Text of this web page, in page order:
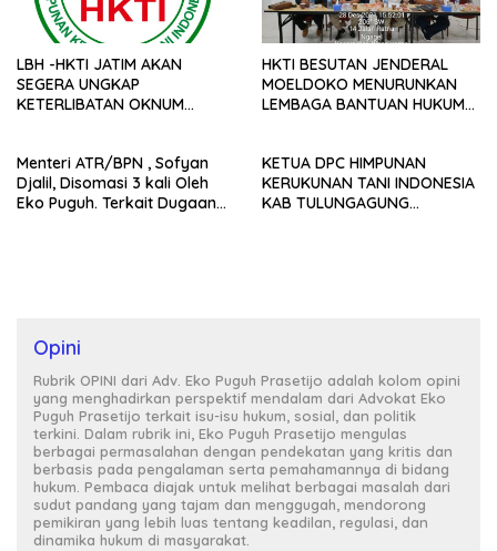
LBH -HKTI JATIM AKAN
SEGERA UNGKAP
KETERLIBATAN OKNUM
UMUM NYA, PT INDOCO
KHUSUSNYA
HKTI BESUTAN JENDERAL
MOELDOKO MENURUNKAN
LEMBAGA BANTUAN HUKUM
HAK GUNA GUNA USAHA
Menteri ATR/BPN , Sofyan
Djalil, Disomasi 3 kali Oleh
Eko Puguh. Terkait Dugaan
KETUA DPC HIMPUNAN
KERUKUNAN TANI INDONESIA
KAB TULUNGAGUNG
Opini
Rubrik OPINI dari Adv. Eko Puguh Prasetijo adalah kolom opini
yang menghadirkan perspektif mendalam dari Advokat Eko
Puguh Prasetijo terkait isu-isu hukum, sosial, dan politik
terkini. Dalam rubrik ini, Eko Puguh Prasetijo mengulas
berbagai permasalahan dengan pendekatan yang kritis dan
berbasis pada pengalaman serta pemahamannya di bidang
hukum. Pembaca diajak untuk melihat berbagai masalah dari
sudut pandang yang tajam dan menggugah, mendorong
pemikiran yang lebih luas tentang keadilan, regulasi, dan
dinamika hukum di masyarakat.